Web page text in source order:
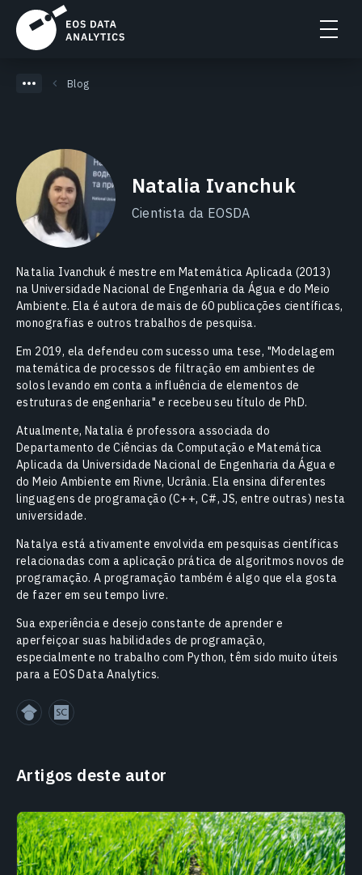
Blog
Natalia Ivanchuk
Cientista da EOSDA
Natalia Ivanchuk é mestre em Matemática Aplicada (2013)
na Universidade Nacional de Engenharia da Água e do Meio
Ambiente. Ela é autora de mais de 60 publicações científicas,
monografias e outros trabalhos de pesquisa.
Em 2019, ela defendeu com sucesso uma tese, "Modelagem
matemática de processos de filtração em ambientes de
solos levando em conta a influência de elementos de
estruturas de engenharia" e recebeu seu título de PhD.
Atualmente, Natalia é professora associada do
Departamento de Ciências da Computação e Matemática
Aplicada da Universidade Nacional de Engenharia da Água e
do Meio Ambiente em Rivne, Ucrânia. Ela ensina diferentes
linguagens de programação (C++, C#, JS, entre outras) nesta
universidade.
Natalya está ativamente envolvida em pesquisas científicas
relacionadas com a aplicação prática de algoritmos novos de
programação. A programação também é algo que ela gosta
de fazer em seu tempo livre.
Sua experiência e desejo constante de aprender e
aperfeiçoar suas habilidades de programação,
especialmente no trabalho com Python, têm sido muito úteis
para a EOS Data Analytics.
Artigos deste autor